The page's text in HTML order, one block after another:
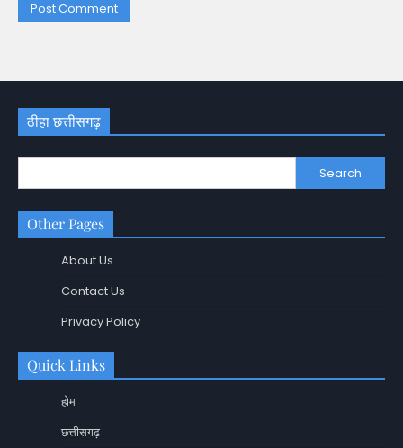
ठीहा छत्तीसगढ़
Search
Other Pages
About Us
Contact Us
Privacy Policy
Quick Links
होम
छत्तीसगढ़